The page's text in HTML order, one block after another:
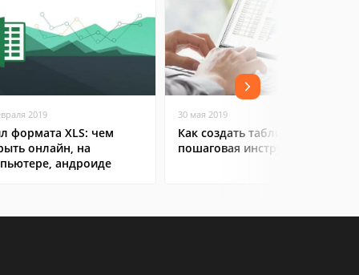
2019
формата XLS: чем
онлайн, на
андроиде
30 мая 2019
Как создать таблицу в Excel:
пошаговая инструкция